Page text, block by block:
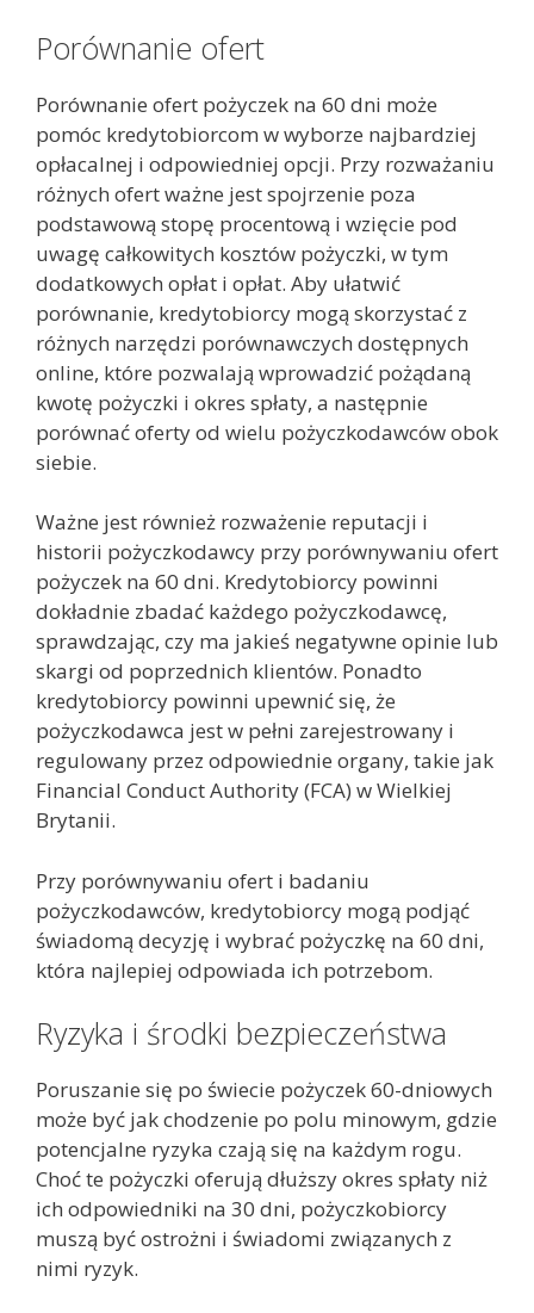
Porównanie ofert
Porównanie ofert pożyczek na 60 dni może
pomóc kredytobiorcom w wyborze najbardziej
opłacalnej i odpowiedniej opcji. Przy rozważaniu
różnych ofert ważne jest spojrzenie poza
podstawową stopę procentową i wzięcie pod
uwagę całkowitych kosztów pożyczki, w tym
dodatkowych opłat i opłat. Aby ułatwić
porównanie, kredytobiorcy mogą skorzystać z
różnych narzędzi porównawczych dostępnych
online, które pozwalają wprowadzić pożądaną
kwotę pożyczki i okres spłaty, a następnie
porównać oferty od wielu pożyczkodawców obok
siebie.
Ważne jest również rozważenie reputacji i
historii pożyczkodawcy przy porównywaniu ofert
pożyczek na 60 dni. Kredytobiorcy powinni
dokładnie zbadać każdego pożyczkodawcę,
sprawdzając, czy ma jakieś negatywne opinie lub
skargi od poprzednich klientów. Ponadto
kredytobiorcy powinni upewnić się, że
pożyczkodawca jest w pełni zarejestrowany i
regulowany przez odpowiednie organy, takie jak
Financial Conduct Authority (FCA) w Wielkiej
Brytanii.
Przy porównywaniu ofert i badaniu
pożyczkodawców, kredytobiorcy mogą podjąć
świadomą decyzję i wybrać pożyczkę na 60 dni,
która najlepiej odpowiada ich potrzebom.
Ryzyka i środki bezpieczeństwa
Poruszanie się po świecie pożyczek 60-dniowych
może być jak chodzenie po polu minowym, gdzie
potencjalne ryzyka czają się na każdym rogu.
Choć te pożyczki oferują dłuższy okres spłaty niż
ich odpowiedniki na 30 dni, pożyczkobiorcy
muszą być ostrożni i świadomi związanych z
nimi ryzyk.